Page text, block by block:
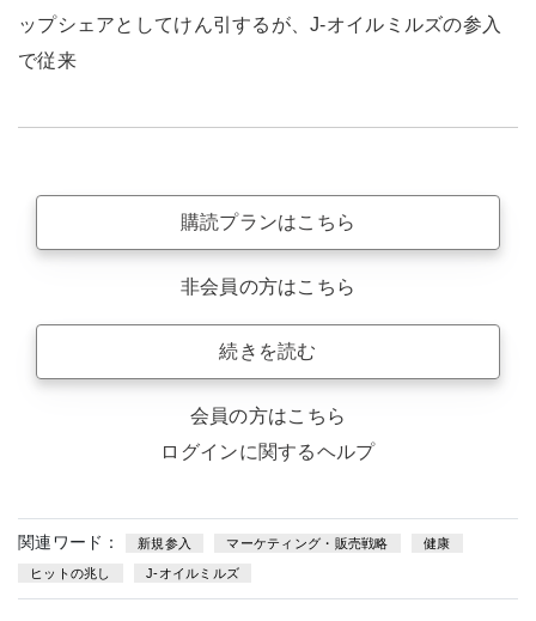
ップシェアとしてけん引するが、J-オイルミルズの参入
で従来
購読プランはこちら
非会員の方はこちら
続きを読む
会員の方はこちら
ログインに関するヘルプ
関連ワード： 新規参入 マーケティング・販売戦略 健康
ヒットの兆し J-オイルミルズ